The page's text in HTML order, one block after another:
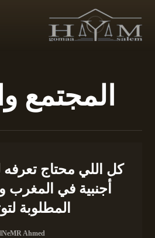
المجتمع
كل اللي محتاج تعرفه
أجنبية في المغرب
المطلوبة
Ahmed